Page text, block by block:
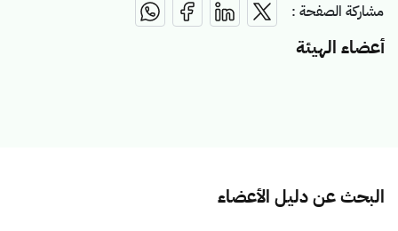
مشاركة الصفحة :
أعضاء الهيئة
البحث عن دليل الأعضاء